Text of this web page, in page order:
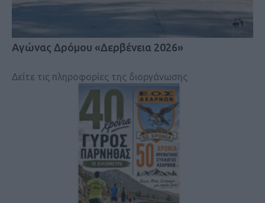
Αγώνας Δρόμου «Δερβένεια 2026»
Δείτε τις πληροφορίες της διοργάνωσης